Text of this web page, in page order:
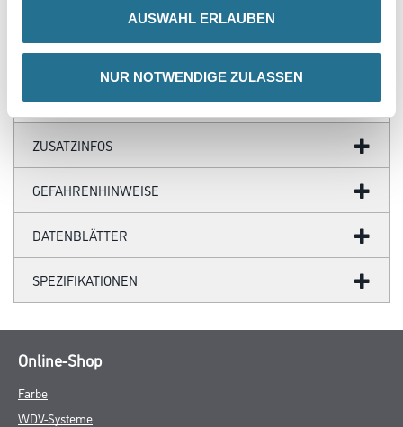
AUSWAHL ERLAUBEN
NUR NOTWENDIGE ZULASSEN
g/m² Ca. 95 – 135 ml/m²
ZUSATZINFOS
GEFAHRENHINWEISE
DATENBLÄTTER
SPEZIFIKATIONEN
Online-Shop
Farbe
WDV-Systeme